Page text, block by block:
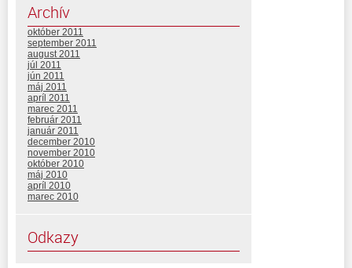
Archív
október 2011
september 2011
august 2011
júl 2011
jún 2011
máj 2011
apríl 2011
marec 2011
február 2011
január 2011
december 2010
november 2010
október 2010
máj 2010
apríl 2010
marec 2010
Odkazy